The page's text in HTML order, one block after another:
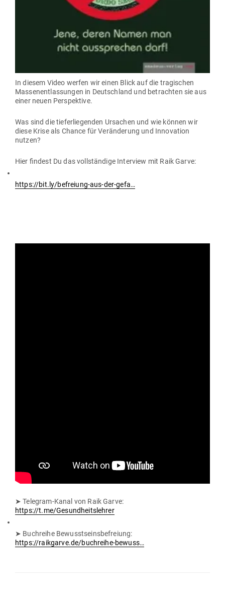
In diesem Video werfen wir einen Blick auf die tra­gi­schen
Mas­sen­ent­las­sungen in Deutschland und betrachten sie aus
einer neuen Perspektive.
Was sind die tie­fer­lie­genden Ursachen und wie können wir
diese Krise als Chance für Ver­än­derung und Inno­vation
nutzen?
Hier findest Du das voll­ständige Interview mit Raik Garve:
https://bit.ly/befreiung-aus-der-gefa…
➤ Telegram-Kanal von Raik Garve:
https://t.me/Gesundheitslehrer
➤ Buch­reihe Bewusst­seins­be­freiung:
https://raikgarve.de/buchreihe-bewuss…